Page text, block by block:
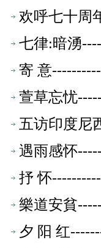
欢呼七十周
七律:暗湧
寄 意
萱草忘忧
五访印度尼
遇雨感怀
抒 怀
樂道安貧
夕 阳 红